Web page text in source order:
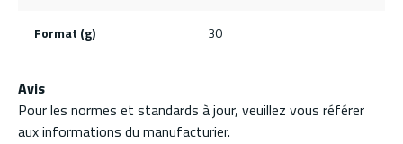
Format (g) 30
Avis
Pour les normes et standards à jour, veuillez vous référer
aux informations du manufacturier.